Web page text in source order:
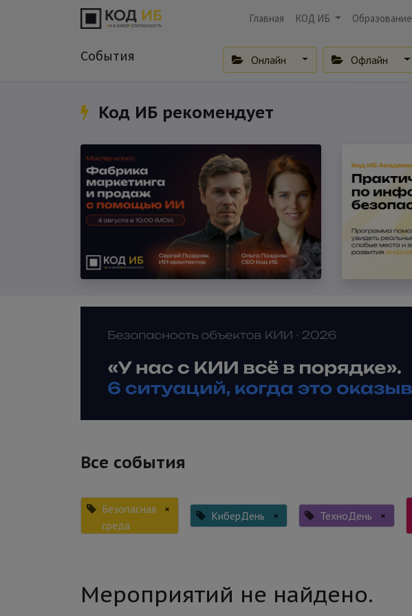
Главная КОД ИБ Образование
События Онлайн Офлайн
Код ИБ рекомендует
Все события
Безопасная
среда
× КиберДень × ТехноДень ×
Мероприятий не найдено.